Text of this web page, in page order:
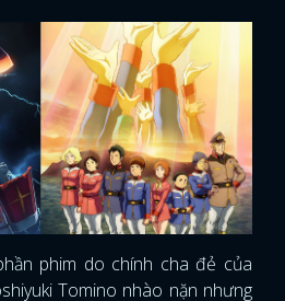
phim do chính cha đẻ của
Tomino nhào nặn nhưng